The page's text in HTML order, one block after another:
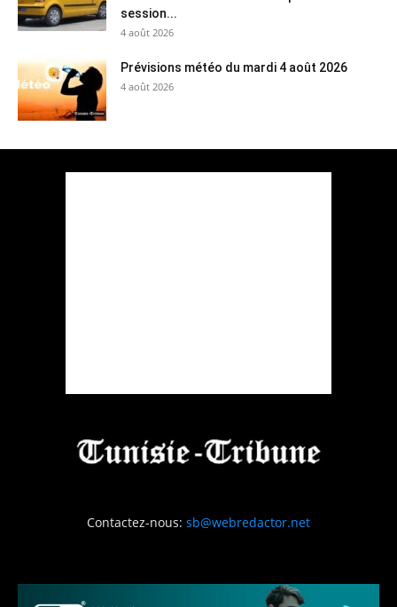
session...
4 août 2026
Prévisions météo du mardi 4 août 2026
4 août 2026
Contactez-nous: sb@webredactor.net